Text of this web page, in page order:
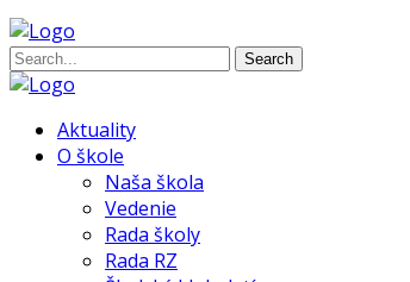
Search
Aktuality
O škole
Naša škola
Vedenie
Rada školy
Rada RZ